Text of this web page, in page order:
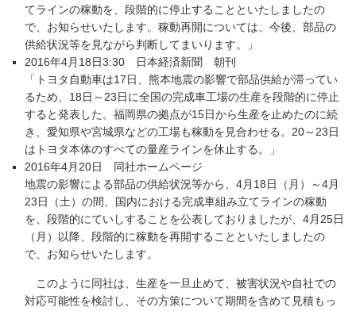
てラインの稼動を、段階的に停止することといたしましたの
で、お知らせいたします。稼動再開については、今後、部品の
供給状況等を見ながら判断してまいります。」
2016年4月18日3:30 日本経済新聞 朝刊
「トヨタ自動車は17日、熊本地震の影響で部品供給が滞ってい
るため、18日～23日に全国の完成車工場の生産を段階的に停止
すると発表した。福岡県の拠点が15日から生産を止めたのに続
き、愛知県や宮城県などの工場も稼動を見合わせる。20～23日
はトヨタ本体のすべての量産ラインを休止する。」
2016年4月20日 同社ホームページ
地震の影響による部品の供給状況等から、4月18日（月）～4月
23日（土）の間、国内における完成車組み立てラインの稼動
を、段階的にていしすることを公表しておりましたが、4月25日
（月）以降、段階的に稼動を再開することといたしましたの
で、お知らせいたします。
このように同社は、生産を一旦止めて、被害状況や自社での
対応可能性を検討し、その方策について期間を含めて見積もっ